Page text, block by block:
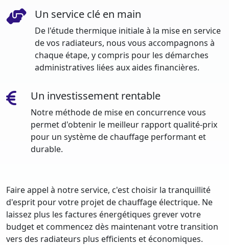
Un service clé en main
De l'étude thermique initiale à la mise en service
de vos radiateurs, nous vous accompagnons à
chaque étape, y compris pour les démarches
administratives liées aux aides financières.
Un investissement rentable
Notre méthode de mise en concurrence vous
permet d'obtenir le meilleur rapport qualité-prix
pour un système de chauffage performant et
durable.
Faire appel à notre service, c'est choisir la tranquillité
d'esprit pour votre projet de chauffage électrique. Ne
laissez plus les factures énergétiques grever votre
budget et commencez dès maintenant votre transition
vers des radiateurs plus efficients et économiques.